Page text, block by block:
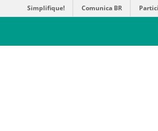
Simplifique! Comunica BR